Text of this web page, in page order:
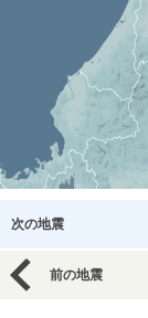
次の地震
前の地震